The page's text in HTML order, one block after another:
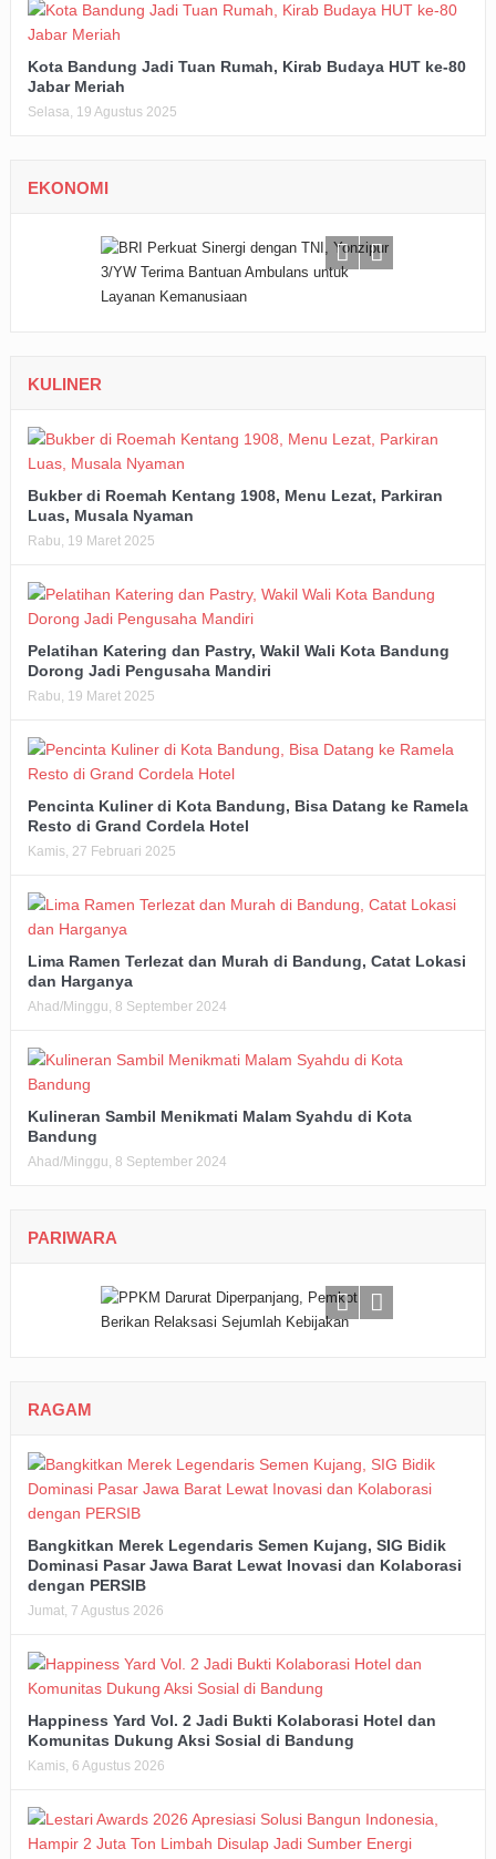
Kota Bandung Jadi Tuan Rumah, Kirab Budaya HUT ke-80
Jabar Meriah
Selasa, 19 Agustus 2025
EKONOMI
KULINER
Bukber di Roemah Kentang 1908, Menu Lezat, Parkiran
Luas, Musala Nyaman
Rabu, 19 Maret 2025
Pelatihan Katering dan Pastry, Wakil Wali Kota Bandung
Dorong Jadi Pengusaha Mandiri
Rabu, 19 Maret 2025
Pencinta Kuliner di Kota Bandung, Bisa Datang ke Ramela
Resto di Grand Cordela Hotel
Kamis, 27 Februari 2025
Lima Ramen Terlezat dan Murah di Bandung, Catat Lokasi
dan Harganya
Ahad/Minggu, 8 September 2024
Kulineran Sambil Menikmati Malam Syahdu di Kota
Bandung
Ahad/Minggu, 8 September 2024
PARIWARA
RAGAM
Bangkitkan Merek Legendaris Semen Kujang, SIG Bidik
Dominasi Pasar Jawa Barat Lewat Inovasi dan Kolaborasi
dengan PERSIB
Jumat, 7 Agustus 2026
Happiness Yard Vol. 2 Jadi Bukti Kolaborasi Hotel dan
Komunitas Dukung Aksi Sosial di Bandung
Kamis, 6 Agustus 2026